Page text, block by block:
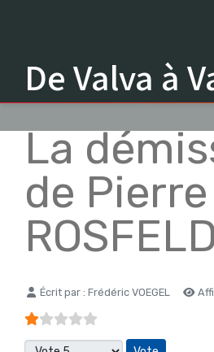
De Valva à
La
de Pierre
Détails
Écrit par : Frédéric VOEGEL
Vote utilisateur: